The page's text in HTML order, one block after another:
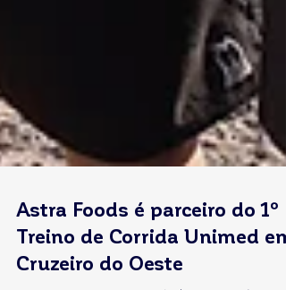
Astra Foods é parceiro do 1º